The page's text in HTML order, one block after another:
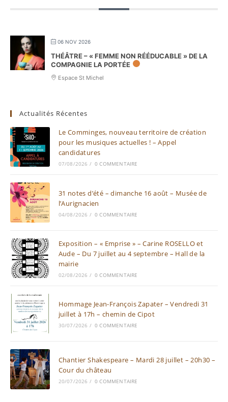
06 NOV 2026
THÉÂTRE – « FEMME NON RÉÉDUCABLE » DE LA
COMPAGNIE LA PORTÉE
Espace St Michel
Actualités Récentes
Le Comminges, nouveau territoire de création
pour les musiques actuelles ! – Appel
candidatures
07/08/2026 / 0 COMMENTAIRE
31 notes d’été – dimanche 16 août – Musée de
l’Aurignacien
04/08/2026 / 0 COMMENTAIRE
Exposition – « Emprise » – Carine ROSELLO et
Aude – Du 7 juillet au 4 septembre – Hall de la
mairie
02/08/2026 / 0 COMMENTAIRE
Hommage Jean-François Zapater – Vendredi 31
juillet à 17h – chemin de Cipot
30/07/2026 / 0 COMMENTAIRE
Chantier Shakespeare – Mardi 28 juillet – 20h30 –
Cour du château
20/07/2026 / 0 COMMENTAIRE